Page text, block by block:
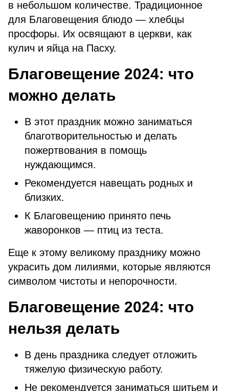
в небольшом количестве. Традиционное
для Благовещения блюдо — хлебцы
просфоры. Их освящают в церкви, как
кулич и яйца на Пасху.
Благовещение 2024: что
можно делать
В этот праздник можно заниматься
благотворительностью и делать
пожертвования в помощь
нуждающимся.
Рекомендуется навещать родных и
близких.
К Благовещению принято печь
жаворонков — птиц из теста.
Еще к этому великому празднику можно
украсить дом лилиями, которые являются
символом чистоты и непорочности.
Благовещение 2024: что
нельзя делать
В день праздника следует отложить
тяжелую физическую работу.
Не рекомендуется заниматься шитьем и